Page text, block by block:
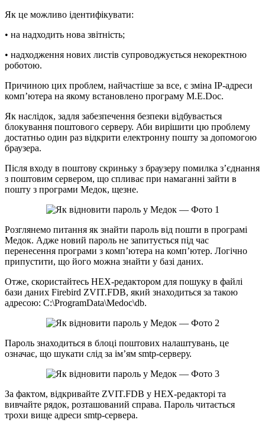
Як це можливо ідентифікувати:
• на надходить нова звітність;
• надходження нових листів супроводжується некоректною
роботою.
Причиною цих проблем, найчастіше за все, є зміна IP-адреси
комп’ютера на якому встановлено програму M.E.Doc.
Як наслідок, задля забезпечення безпеки відбувається
блокування поштового серверу. Аби вирішити цю проблему
достатньо один раз відкрити електронну пошту за допомогою
браузера.
Після входу в поштову скриньку з браузеру помилка з’єднання
з поштовим сервером, що спливає при намаганні зайти в
пошту з програми Медок, щезне.
Розглянемо питання як знайти пароль від пошти в програмі
Медок. Адже новий пароль не запитується під час
перенесення програми з комп’ютера на комп’ютер. Логічно
припустити, що його можна знайти у базі даних.
Отже, скористайтесь HEX-редактором для пошуку в файлі
бази даних Firebird ZVIT.FDB, який знаходиться за такою
адресою: C:\ProgramData\Medoc\db.
Пароль знаходиться в блоці поштових налаштувань, це
означає, що шукати слід за ім’ям smtp-серверу.
За фактом, відкривайте ZVIT.FDB у HEX-редакторі та
вивчайте рядок, розташований справа. Пароль читається
трохи вище адреси smtp-сервера.